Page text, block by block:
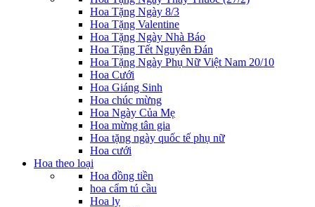
Hoa Tặng Ngày 8/3
Hoa Tặng Valentine
Hoa Tặng Ngày Nhà Báo
Hoa Tặng Tết Nguyên Đán
Hoa Tặng Ngày Phụ Nữ Việt Nam 20/10
Hoa Cưới
Hoa Giáng Sinh
Hoa chúc mừng
Hoa Ngày Của Mẹ
Hoa mừng tân gia
Hoa tặng ngày quốc tế phụ nữ
Hoa cưới
Hoa theo loại
Hoa đồng tiền
hoa cẩm tú cầu
Hoa ly